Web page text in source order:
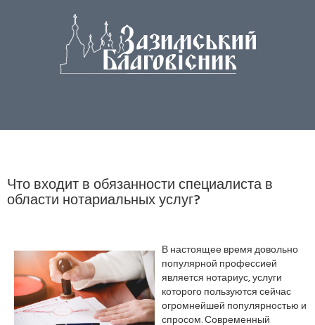
Что входит в обязанности специалиста в
области нотариальных услуг?
В настоящее время довольно
популярной профессией
является нотариус, услуги
которого пользуются сейчас
огромнейшей популярностью и
спросом. Современный